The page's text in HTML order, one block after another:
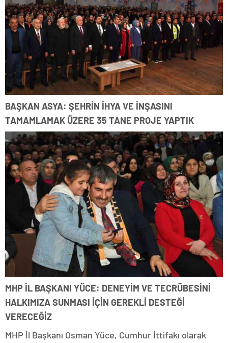
BAŞKAN ASYA: ŞEHRİN İHYA VE İNŞASINI
TAMAMLAMAK ÜZERE 35 TANE PROJE YAPTIK
MHP İL BAŞKANI YÜCE: DENEYİM VE TECRÜBESİNİ
HALKIMIZA SUNMASI İÇİN GEREKLİ DESTEĞİ
VERECEĞİZ
MHP İl Başkanı Osman Yüce, Cumhur İttifakı olarak